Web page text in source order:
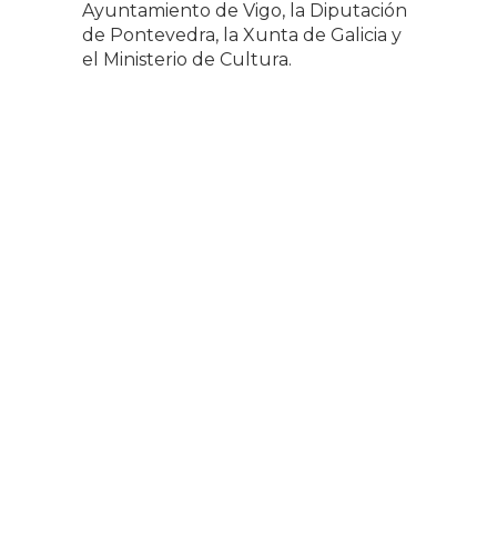
Ayuntamiento de Vigo, la Diputación
de Pontevedra, la Xunta de Galicia y
el Ministerio de Cultura.